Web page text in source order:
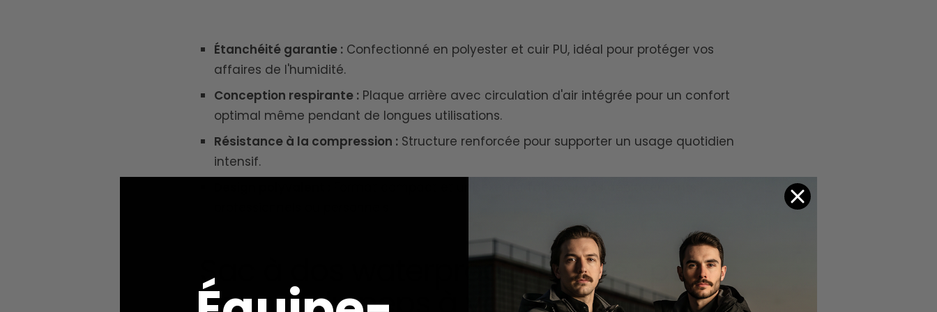
Étanchéité garantie :Confectionné en polyester et cuir PU, idéal pour protéger vos
affaires de l'humidité.
Conception respirante :Plaque arrière avec circulation d'air intégrée pour un confort
optimal même pendant de longues utilisations.
Résistance à la compression :Structure renforcée pour supporter un usage quotidien
intensif.
Sac à dos waterproof unisexe : pour
donner du peps à votre look.